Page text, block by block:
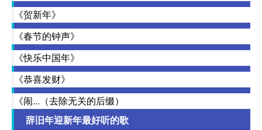
《贺新年》
《春节的钟声》
《快乐中国年》
《恭喜发财》
《闹...（去除无关的后缀）
辞旧年迎新年最好听的歌